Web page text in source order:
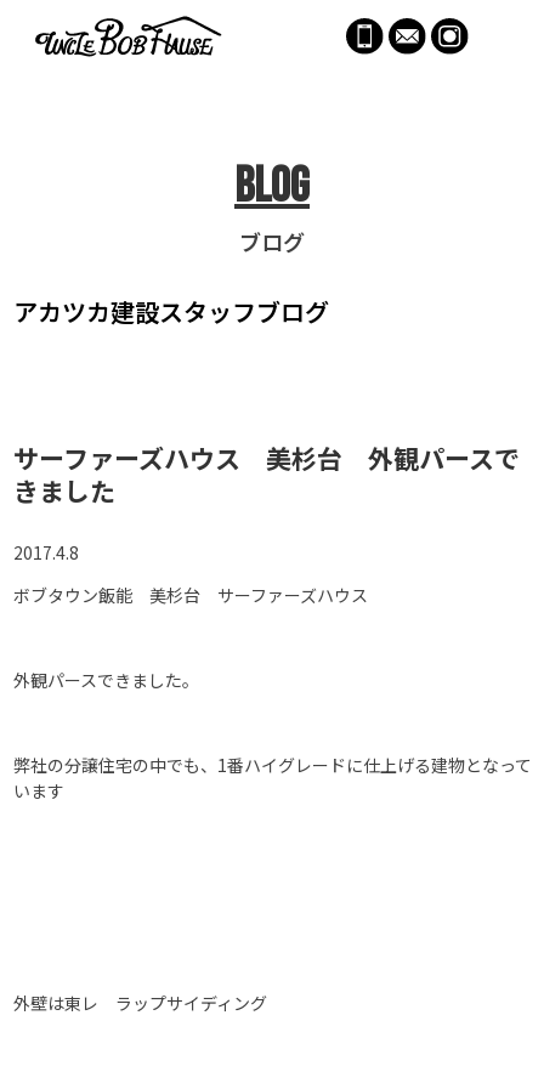
Blog
ブログ
アカツカ建設スタッフブログ
サーファーズハウス 美杉台 外観パースで
きました
2017.4.8
ボブタウン飯能 美杉台 サーファーズハウス
外観パースできました。
弊社の分譲住宅の中でも、1番ハイグレードに仕上げる建物となって
います
外壁は東レ ラップサイディング